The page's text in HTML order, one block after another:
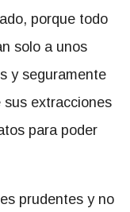
porque todo
solo a unos
y seguramente
extracciones
para poder
prudentes y no